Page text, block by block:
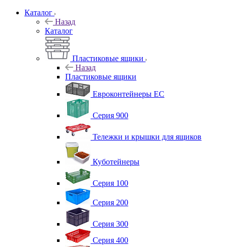
Каталог
Назад
Каталог
Пластиковые ящики
Назад
Пластиковые ящики
Евроконтейнеры ЕС
Серия 900
Тележки и крышки для ящиков
Куботейнеры
Серия 100
Серия 200
Серия 300
Серия 400